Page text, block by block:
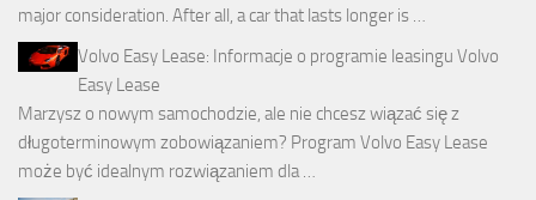
major consideration. After all, a car that lasts longer is …
Volvo Easy Lease: Informacje o programie leasingu Volvo
Easy Lease
Marzysz o nowym samochodzie, ale nie chcesz wiązać się z
długoterminowym zobowiązaniem? Program Volvo Easy Lease
może być idealnym rozwiązaniem dla …